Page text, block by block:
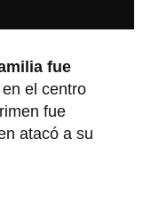
fue
en el centro
fue
atacó a su